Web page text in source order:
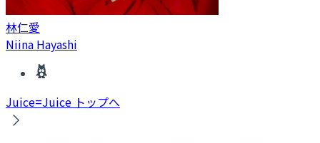
林仁愛
Niina Hayashi
Juice=Juice トップへ